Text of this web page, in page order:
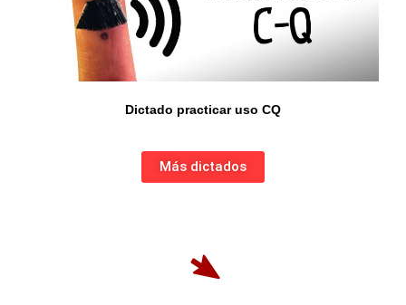
Dictado practicar uso CQ
Más dictados